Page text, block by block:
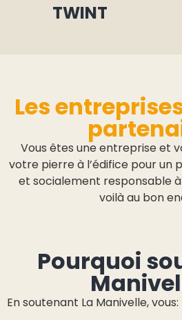
TWINT
Les
Vous êtes une entreprise et
votre pierre à l’édifice pour un
et socialement responsable
voilà au bon
Pourquoi
En soutenant La Manivelle, vous: